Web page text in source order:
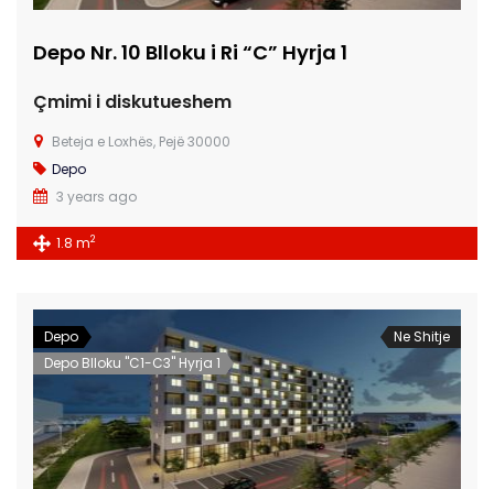
Depo Nr. 10 Blloku i Ri “C” Hyrja 1
Çmimi i diskutueshem
Beteja e Loxhës, Pejë 30000
Depo
3 years ago
1.8 m2
Depo
Depo Blloku "C1-C3" Hyrja 1
Ne Shitje